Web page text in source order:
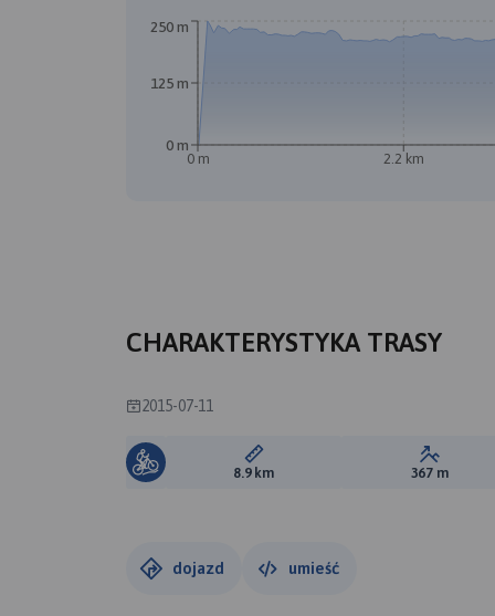
0 m 2.2 km
0 m
125 m
250 m
CHARAKTERYSTYKA TRASY
2015-07-11
Długość trasy:
8.9 km Suma
367 m
dojazd umieść